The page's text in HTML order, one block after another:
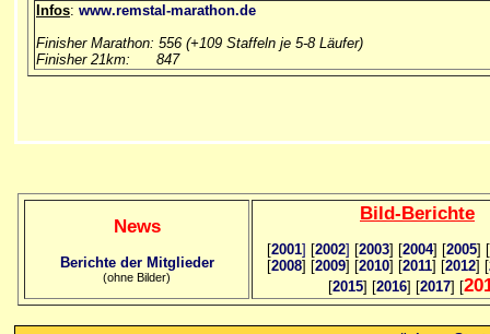
Infos: www.remstal-marathon.de
Finisher Marathon: 556 (+109 Staffeln je 5-8 Läufer)
Finisher 21km: 847
News
Berichte der Mitglieder
(ohne Bilder)
Bild-Berichte
[2001] [2002] [2003] [2004] [2005] [
[2008] [2009] [2010] [2011] [2012] [
[2015] [2016] [2017] [